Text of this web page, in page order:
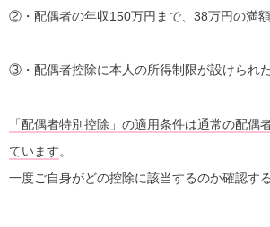
②・配偶者の年収150万円まで、38万円の満
③・配偶者控除に本人の所得制限が設けられた
「配偶者特別控除」の適用条件は通常の配偶
ています。
一度ご自身がどの控除に該当するのか確認す